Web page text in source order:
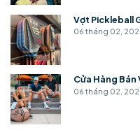
Vợt Pickleball
06 tháng 02,
Cửa Hàng Bán
06 tháng 02,